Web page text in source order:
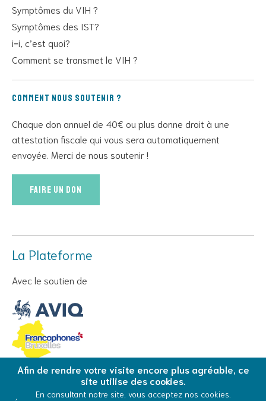
Symptômes du VIH ?
Symptômes des IST?
i=i, c’est quoi?
Comment se transmet le VIH ?
Comment nous soutenir ?
Chaque don annuel de 40€ ou plus donne droit à une
attestation fiscale qui vous sera automatiquement
envoyée. Merci de nous soutenir !
Faire un don
La Plateforme
Avec le soutien de
© Copyright 2026 La Plateforme - Tous droits réservés
Afin de rendre votre visite encore plus agréable, ce
site utilise des cookies.
En consultant notre site, vous acceptez nos cookies.